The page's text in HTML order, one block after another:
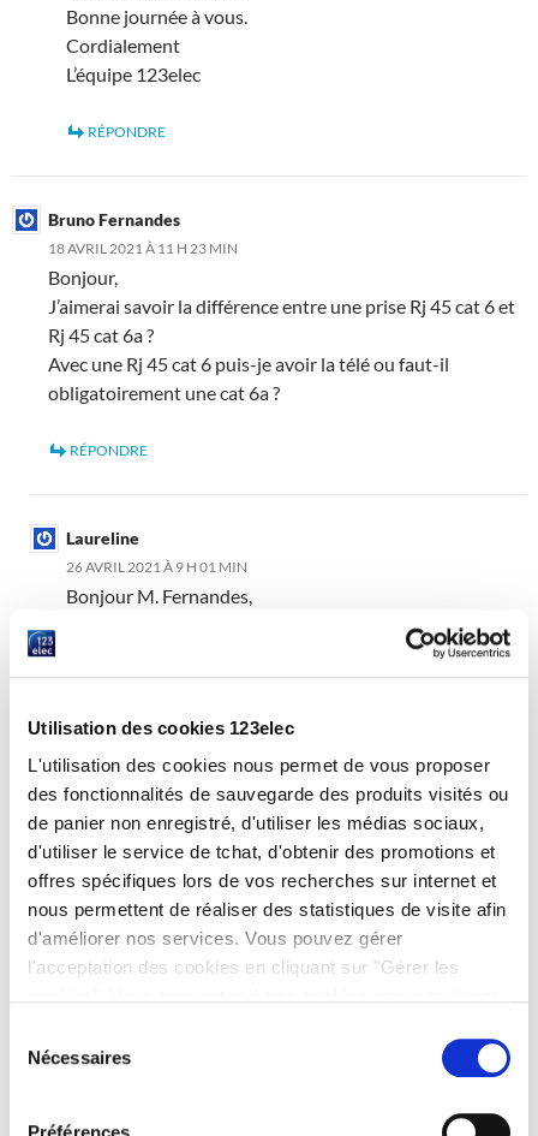
Utilisation des cookies 123elec
L'utilisation des cookies nous permet de vous proposer
des fonctionnalités de sauvegarde des produits visités ou
de panier non enregistré, d'utiliser les médias sociaux,
d'utiliser le service de tchat, d'obtenir des promotions et
offres spécifiques lors de vos recherches sur internet et
nous permettent de réaliser des statistiques de visite afin
d'améliorer nos services. Vous pouvez gérer
l'acceptation des cookies en cliquant sur "Gérer les
Nécessaires
Préférences
Bonne journée à vous.
Cordialement
L’équipe 123elec
RÉPONDRE
Bruno Fernandes
18 AVRIL 2021 À 11 H 23 MIN
Bonjour,
J’aimerai savoir la différence entre une prise Rj 45 cat 6 et
Rj 45 cat 6a ?
Avec une Rj 45 cat 6 puis-je avoir la télé ou faut-il
obligatoirement une cat 6a ?
RÉPONDRE
Laureline
26 AVRIL 2021 À 9 H 01 MIN
Bonjour M. Fernandes,
La différence se fait au niveau du blindage. Pour passer
la TNT par la prise RJ45, nous vous conseillons la prise
cat6A.
L’équipe 123elec.
RÉPONDRE
Vinot
15 MAI 2021 À 13 H 28 MIN
Bonjour
Est-ce que l’on peut câbler l’intérieur de la maison avec du
câble ptt extérieur noir ? C’est le même que celui qui arrive
prise RJ45 que l’on doit câbler (fil blanc et gris)?